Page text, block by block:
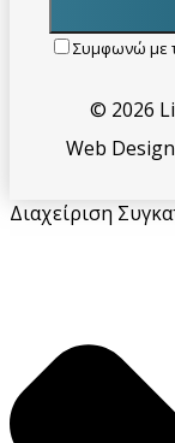
Συμφωνώ με
© 2026
Web
Διαχείριση